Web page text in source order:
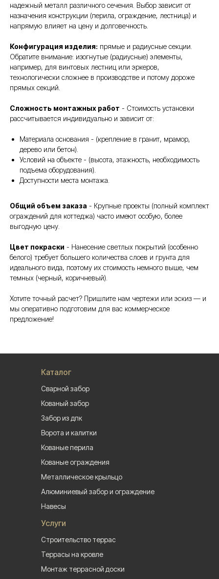
надежный металл различного сечения. Выбор зависит от
назначения конструкции (перила, ограждение, лестница) и
напрямую влияет на цену и долговечность.
Конфигурация изделия: прямые и радиусные секции.
Обратите внимание: изогнутые (радиусные) элементы,
например, для винтовых лестниц или эркеров,
технологически сложнее в производстве и потому дороже
прямых секций.
Сложность монтажных работ - Стоимость установки
рассчитывается индивидуально и зависит от:
Материала основания - (крепление в гранит, мрамор,
дерево или бетон).
Условий на объекте - (высота, этажность, необходимость
подъема оборудования).
Доступности места монтажа.
Общий объем заказа - Крупные проекты (полный комплект
ограждений для коттеджа) часто имеют особую, более
выгодную цену.
Цвет покраски - Нанесение светлых покрытий (особенно
белого) требует большего количества слоев и грунта для
идеального вида, поэтому их стоимость немного выше, чем
темных (черный, коричневый).
Хотите точный расчет? Пришлите нам чертежи или эскиз — и
мы оперативно подготовим для вас коммерческое
предложение!
Каталог
Сварной забор
Кованый забор
Забор из дпк
Ворота и калитки
Металлическое крыльцо
Навесы
Алюминиевый забор и ограждение
Кованые ограждения
Кованые перила
Строительство террас
Террасы на кровле
Монтаж террасной доски
Услуги